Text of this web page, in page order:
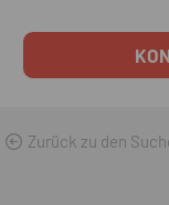
Zurück zu den